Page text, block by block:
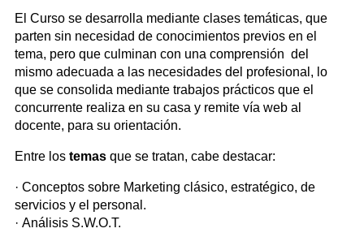
El Curso se desarrolla mediante clases temáticas, que
parten sin necesidad de conocimientos previos en el
tema, pero que culminan con una comprensión del
mismo adecuada a las necesidades del profesional, lo
que se consolida mediante trabajos prácticos que el
concurrente realiza en su casa y remite vía web al
docente, para su orientación.
Entre los temas que se tratan, cabe destacar:
· Conceptos sobre Marketing clásico, estratégico, de
servicios y el personal.
· Análisis S.W.O.T.